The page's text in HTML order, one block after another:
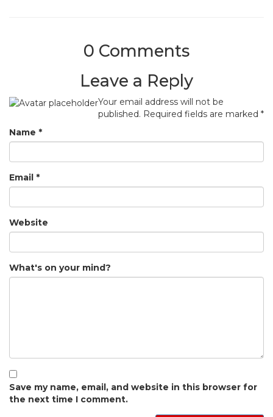
0 Comments
Leave a Reply
Your email address will not be
published. Required fields are marked *
Name *
Email *
Website
What's on your mind?
Save my name, email, and website in this browser for
the next time I comment.